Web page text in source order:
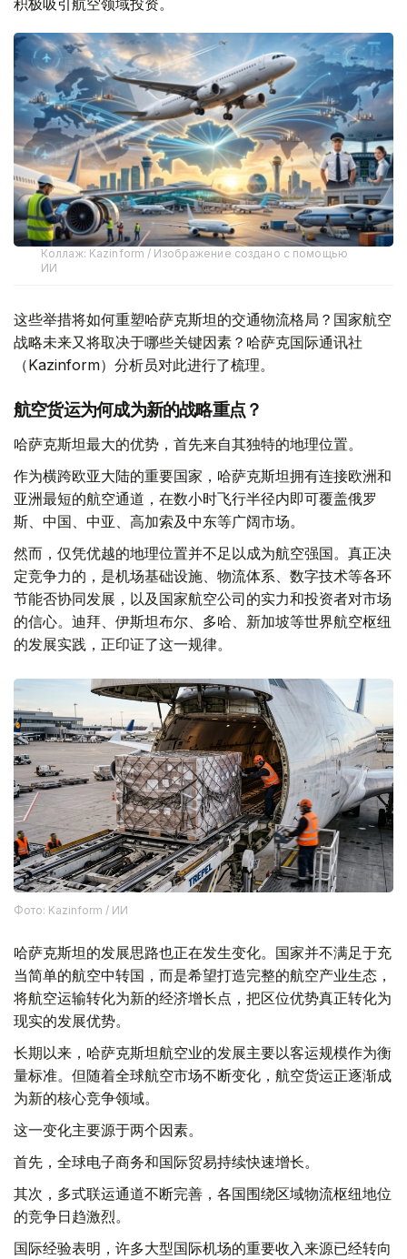
积极吸引航空领域投资。
Коллаж: Kazinform / Изображение создано с помощью
ИИ
这些举措将如何重塑哈萨克斯坦的交通物流格局？国家航空
战略未来又将取决于哪些关键因素？哈萨克国际通讯社
（Kazinform）分析员对此进行了梳理。
航空货运为何成为新的战略重点？
哈萨克斯坦最大的优势，首先来自其独特的地理位置。
作为横跨欧亚大陆的重要国家，哈萨克斯坦拥有连接欧洲和
亚洲最短的航空通道，在数小时飞行半径内即可覆盖俄罗
斯、中国、中亚、高加索及中东等广阔市场。
然而，仅凭优越的地理位置并不足以成为航空强国。真正决
定竞争力的，是机场基础设施、物流体系、数字技术等各环
节能否协同发展，以及国家航空公司的实力和投资者对市场
的信心。迪拜、伊斯坦布尔、多哈、新加坡等世界航空枢纽
的发展实践，正印证了这一规律。
Фото: Kazinform / ИИ
哈萨克斯坦的发展思路也正在发生变化。国家并不满足于充
当简单的航空中转国，而是希望打造完整的航空产业生态，
将航空运输转化为新的经济增长点，把区位优势真正转化为
现实的发展优势。
长期以来，哈萨克斯坦航空业的发展主要以客运规模作为衡
量标准。但随着全球航空市场不断变化，航空货运正逐渐成
为新的核心竞争领域。
这一变化主要源于两个因素。
首先，全球电子商务和国际贸易持续快速增长。
其次，多式联运通道不断完善，各国围绕区域物流枢纽地位
的竞争日趋激烈。
国际经验表明，许多大型国际机场的重要收入来源已经转向